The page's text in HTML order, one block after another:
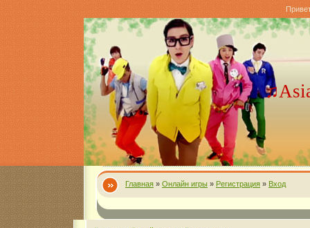
Главная » Онлайн игры » Регистрация » Вход